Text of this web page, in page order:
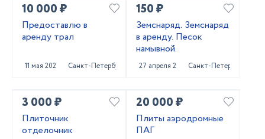
10 000 ₽
Предоставлю в
аренду трал
11 мая 2023 Санкт-Петербург
150 ₽
Земснаряд. Земснаряд
в аренду. Песок
намывной.
27 апреля 2023 Санкт-Петербург
3 000 ₽
Плиточник
отделочник
20 000 ₽
Плиты аэродромные
ПАГ